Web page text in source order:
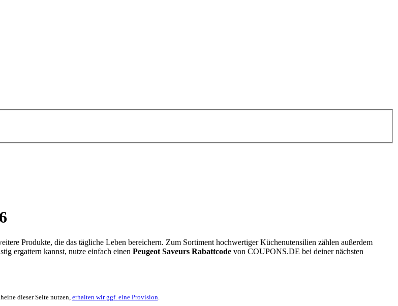
Produkte, die das tägliche Leben bereichern. Zum Sortiment hochwertiger Küchenutensilien zählen außerdem
ergattern kannst, nutze einfach einen Peugeot Saveurs Rabattcode von COUPONS.DE bei deiner nächsten
dieser Seite nutzen, erhalten wir ggf. eine Provision